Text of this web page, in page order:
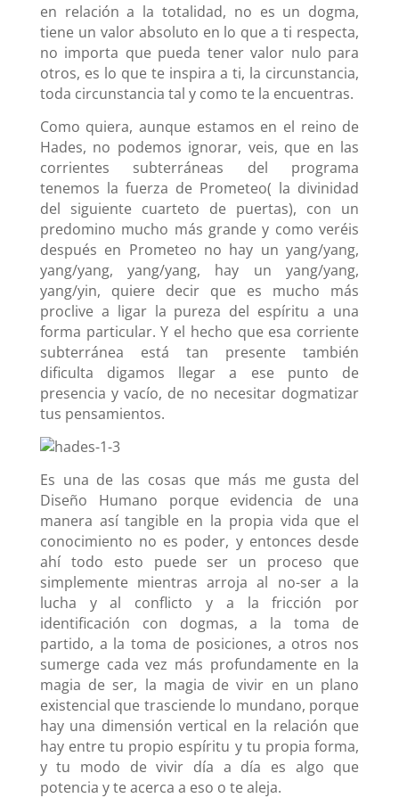
en relación a la totalidad, no es un dogma,
tiene un valor absoluto en lo que a ti respecta,
no importa que pueda tener valor nulo para
otros, es lo que te inspira a ti, la circunstancia,
toda circunstancia tal y como te la encuentras.
Como quiera, aunque estamos en el reino de
Hades, no podemos ignorar, veis, que en las
corrientes subterráneas del programa
tenemos la fuerza de Prometeo( la divinidad
del siguiente cuarteto de puertas), con un
predomino mucho más grande y como veréis
después en Prometeo no hay un yang/yang,
yang/yang, yang/yang, hay un yang/yang,
yang/yin, quiere decir que es mucho más
proclive a ligar la pureza del espíritu a una
forma particular. Y el hecho que esa corriente
subterránea está tan presente también
dificulta digamos llegar a ese punto de
presencia y vacío, de no necesitar dogmatizar
tus pensamientos.
Es una de las cosas que más me gusta del
Diseño Humano porque evidencia de una
manera así tangible en la propia vida que el
conocimiento no es poder, y entonces desde
ahí todo esto puede ser un proceso que
simplemente mientras arroja al no-ser a la
lucha y al conflicto y a la fricción por
identificación con dogmas, a la toma de
partido, a la toma de posiciones, a otros nos
sumerge cada vez más profundamente en la
magia de ser, la magia de vivir en un plano
existencial que trasciende lo mundano, porque
hay una dimensión vertical en la relación que
hay entre tu propio espíritu y tu propia forma,
y tu modo de vivir día a día es algo que
potencia y te acerca a eso o te aleja.